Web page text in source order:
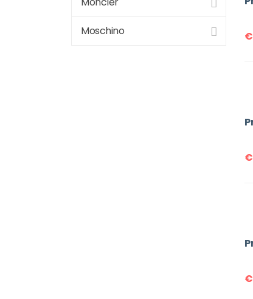
Moschino €
€
€